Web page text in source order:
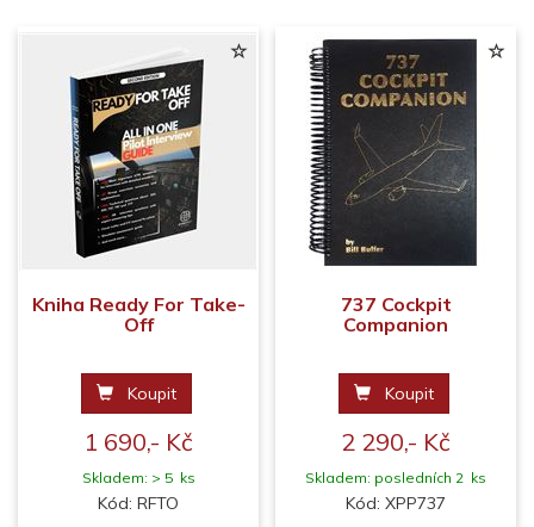
Kniha Ready For Take-
Off
Koupit
1 690,- Kč
Skladem: > 5 ks
Kód: RFTO
737 Cockpit
Companion
Koupit
2 290,- Kč
Skladem: posledních 2 ks
Kód: XPP737